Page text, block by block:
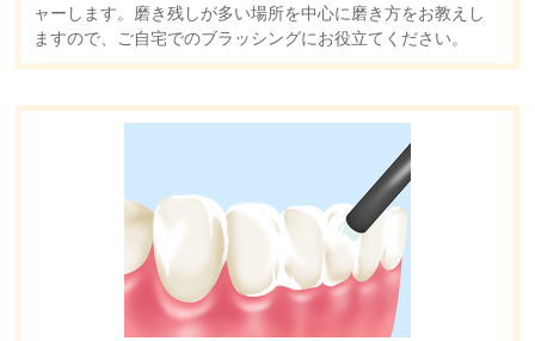
ャーします。磨き残しが多い場所を中心に磨き方をお教えし
ますので、ご自宅でのブラッシングにお役立てください。